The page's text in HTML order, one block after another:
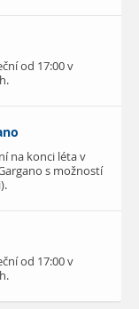
od 17:00 v
na konci léta v
s možností
od 17:00 v